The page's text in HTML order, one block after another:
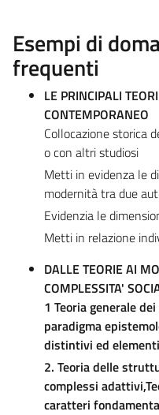
Esempi di
frequenti
LE PRINCIPALI
CONTEMPORANEO
Collocazione storica
o con altri studiosi
Metti in evidenza le
modernità tra due
Evidenzia le
Metti in relazione
DALLE TEORIE AI
COMPLESSITA'
1 Teoria generale
paradigma
distintivi ed
2. Teoria delle
complessi
caratteri